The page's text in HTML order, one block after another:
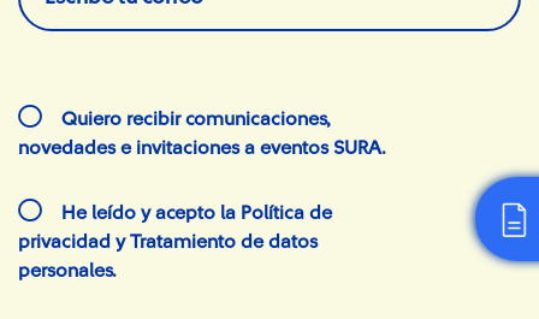
Quiero recibir comunicaciones,
novedades e invitaciones a eventos SURA.
He leído y acepto la Política de
privacidad y Tratamiento de datos
personales.